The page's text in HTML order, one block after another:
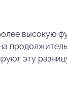
высокую
эту